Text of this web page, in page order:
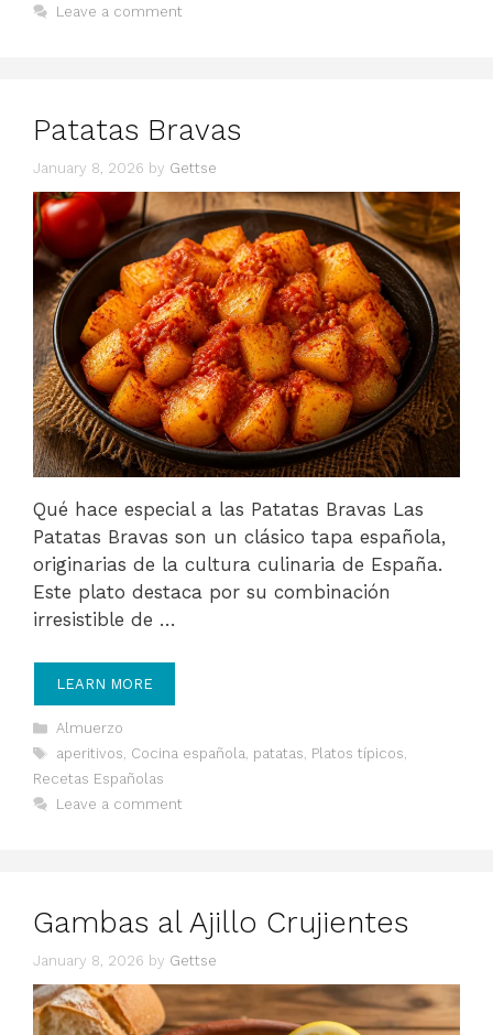
Leave a comment
Patatas Bravas
January 8, 2026 by Gettse
Qué hace especial a las Patatas Bravas Las
Patatas Bravas son un clásico tapa española,
originarias de la cultura culinaria de España.
Este plato destaca por su combinación
irresistible de …
LEARN MORE
Categories
Almuerzo
Tags
aperitivos, Cocina española, patatas, Platos típicos,
Recetas Españolas
Leave a comment
Gambas al Ajillo Crujientes
January 8, 2026 by Gettse